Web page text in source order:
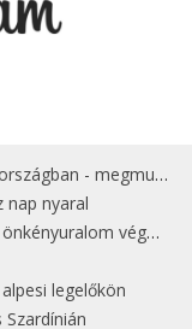
a 15 legjobbat
nap nyaral
végét jelentette
legelőkön